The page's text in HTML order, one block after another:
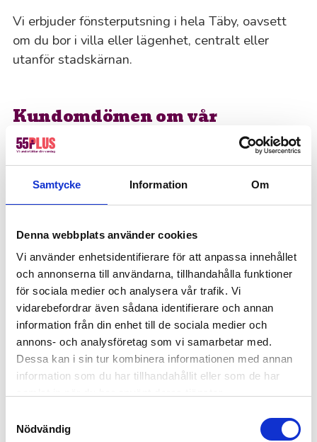
Samtycke Information Om
Denna webbplats använder cookies
Vi använder enhetsidentifierare för att anpassa innehållet
och annonserna till användarna, tillhandahålla funktioner
för sociala medier och analysera vår trafik. Vi
vidarebefordrar även sådana identifierare och annan
information från din enhet till de sociala medier och
annons- och analysföretag som vi samarbetar med.
Dessa kan i sin tur kombinera informationen med annan
information som du har tillhandahållit eller som de har
Nödvändig
Vi erbjuder fönsterputsning i hela Täby, oavsett
om du bor i villa eller lägenhet, centralt eller
utanför stadskärnan.
Kundomdömen om vår
fönsterputsning i Täby
Boka din fönsterputs i Täby
idag!
Varje vecka hjälper vi kunder i Täby med allt från
fönsterputsning till diverse hem- och
företagstjänster. Vår höga servicenivå gör att du
kan slappna av och vara trygg i att vi tar ansvar
för hela processen. Fyll i formuläret och berätta